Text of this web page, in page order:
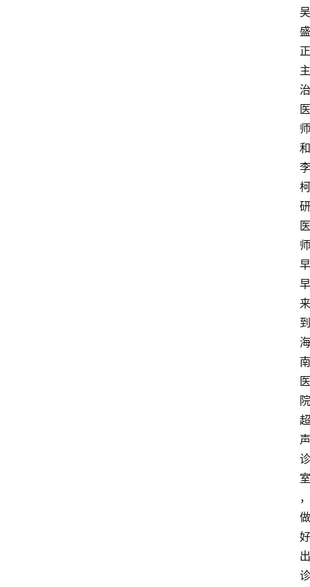
吴
盛
正
主
治
医
师
和
李
柯
研
医
师
早
早
来
到
海
南
医
院
超
声
诊
室
，
做
好
出
诊